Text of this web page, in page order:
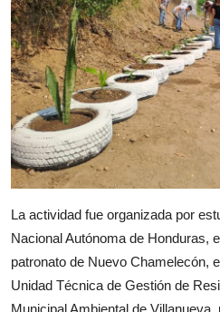
La actividad fue organizada por
Nacional Autónoma de Honduras,
patronato de Nuevo Chamelecón,
Unidad Técnica de Gestión de
Municipal Ambiental de